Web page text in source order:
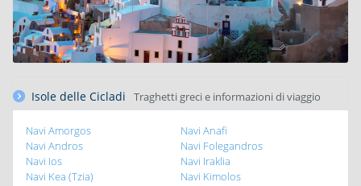
Isole delle Cicladi Traghetti greci e informazioni di viaggio
Navi Amorgos
Navi Anafi
Navi Andros
Navi Folegandros
Navi Ios
Navi Iraklia
Navi Kea (Tzia)
Navi Kimolos